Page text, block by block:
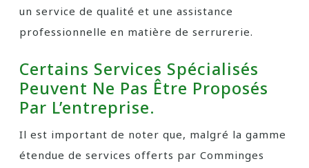
un service de qualité et une assistance
professionnelle en matière de serrurerie.
Certains Services Spécialisés
Peuvent Ne Pas Être Proposés
Par L’entreprise.
Il est important de noter que, malgré la gamme
étendue de services offerts par Comminges